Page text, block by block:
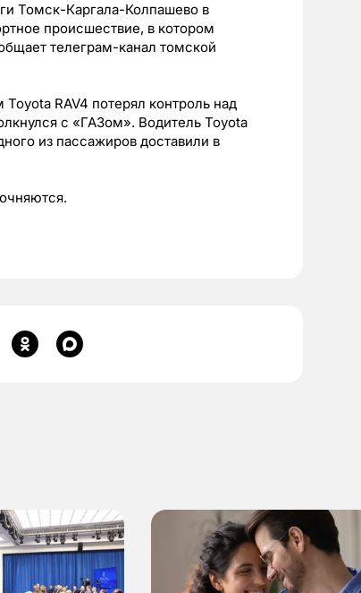
Томск-Каргала-Колпашево в
происшествие, в котором
телеграм-канал томской
RAV4 потерял контроль над
с «ГАЗом». Водитель Toyota
из пассажиров доставили в